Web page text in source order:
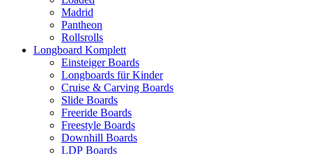
Madrid
Pantheon
Rollsrolls
Longboard Komplett
Einsteiger Boards
Longboards für Kinder
Cruise & Carving Boards
Slide Boards
Freeride Boards
Freestyle Boards
Downhill Boards
LDP Boards